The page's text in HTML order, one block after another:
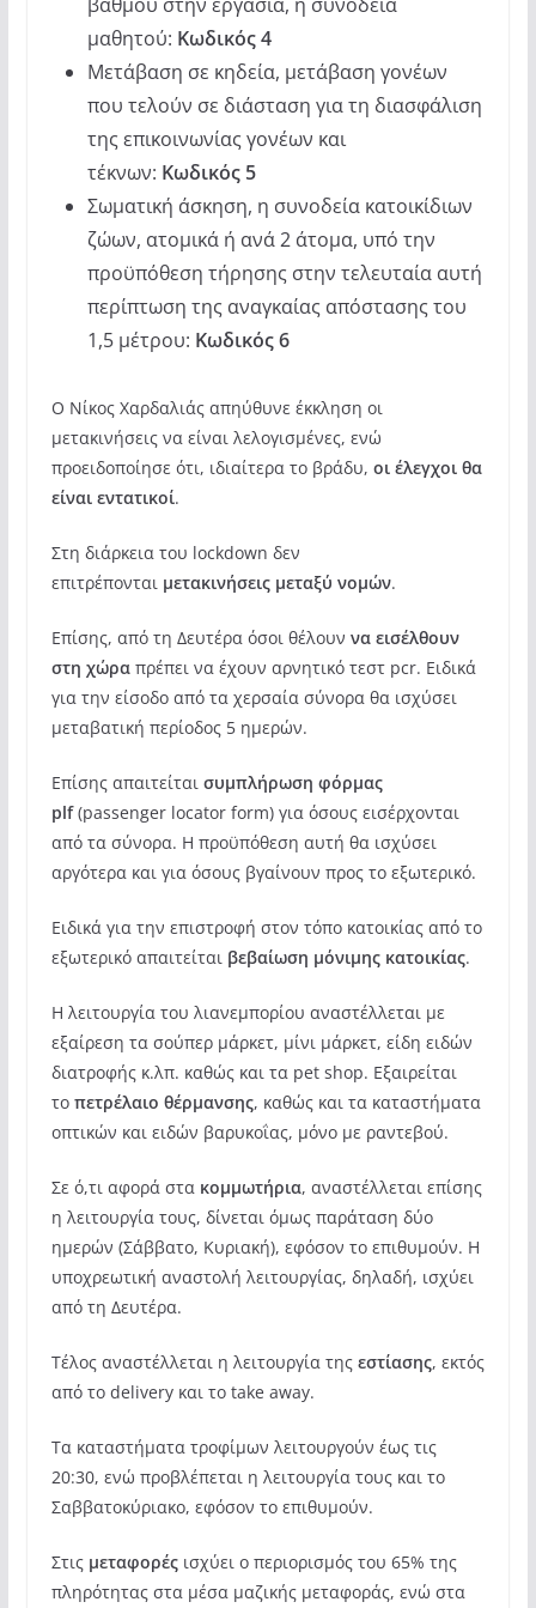
μαθητού: Κωδικός 4
Μετάβαση σε κηδεία, μετάβαση γονέων
που τελούν σε διάσταση για τη διασφάλιση
της επικοινωνίας γονέων και
τέκνων: Κωδικός 5
Σωματική άσκηση, η συνοδεία κατοικίδιων
ζώων, ατομικά ή ανά 2 άτομα, υπό την
προϋπόθεση τήρησης στην τελευταία αυτή
περίπτωση της αναγκαίας απόστασης του
1,5 μέτρου: Κωδικός 6
Ο Νίκος Χαρδαλιάς απηύθυνε έκκληση οι
μετακινήσεις να είναι λελογισμένες, ενώ
προειδοποίησε ότι, ιδιαίτερα το βράδυ, οι έλεγχοι θα
είναι εντατικοί.
Στη διάρκεια του lockdown δεν
επιτρέπονται μετακινήσεις μεταξύ νομών.
Επίσης, από τη Δευτέρα όσοι θέλουν να εισέλθουν
στη χώραπρέπει να έχουν αρνητικό τεστ pcr. Ειδικά
για την είσοδο από τα χερσαία σύνορα θα ισχύσει
μεταβατική περίοδος 5 ημερών.
Επίσης απαιτείται συμπλήρωση φόρμας
plf(passenger locator form) για όσους εισέρχονται
από τα σύνορα. Η προϋπόθεση αυτή θα ισχύσει
αργότερα και για όσους βγαίνουν προς το εξωτερικό.
Ειδικά για την επιστροφή στον τόπο κατοικίας από το
εξωτερικό απαιτείται βεβαίωση μόνιμης κατοικίας.
Η λειτουργία του λιανεμπορίου αναστέλλεται με
εξαίρεση τα σούπερ μάρκετ, μίνι μάρκετ, είδη ειδών
διατροφής κ.λπ. καθώς και τα pet shop. Εξαιρείται
το πετρέλαιο θέρμανσης, καθώς και τα καταστήματα
οπτικών και ειδών βαρυκοΐας, μόνο με ραντεβού.
Σε ό,τι αφορά στα κομμωτήρια, αναστέλλεται επίσης
η λειτουργία τους, δίνεται όμως παράταση δύο
ημερών (Σάββατο, Κυριακή), εφόσον το επιθυμούν. Η
υποχρεωτική αναστολή λειτουργίας, δηλαδή, ισχύει
από τη Δευτέρα.
Τέλος αναστέλλεται η λειτουργία της εστίασης, εκτός
από το delivery και το take away.
Τα καταστήματα τροφίμων λειτουργούν έως τις
20:30, ενώ προβλέπεται η λειτουργία τους και το
Σαββατοκύριακο, εφόσον το επιθυμούν.
Στις μεταφορέςισχύει ο περιορισμός του 65% της
πληρότητας στα μέσα μαζικής μεταφοράς, ενώ στα